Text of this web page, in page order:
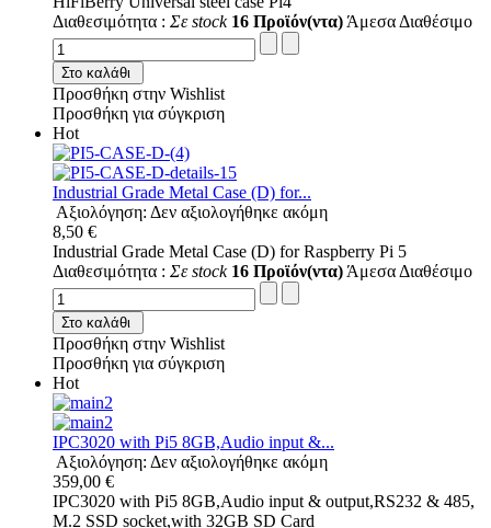
Διαθεσιμότητα : Σε stock 16 Προϊόν(ντα) Άμεσα Διαθέσιμο
Στο καλάθι
Προσθήκη στην Wishlist
Προσθήκη για σύγκριση
Hot
Industrial Grade Metal Case (D) for...
Αξιολόγηση: Δεν αξιολογήθηκε ακόμη
8,50 €
Industrial Grade Metal Case (D) for Raspberry Pi 5
Διαθεσιμότητα : Σε stock 16 Προϊόν(ντα) Άμεσα Διαθέσιμο
Στο καλάθι
Προσθήκη στην Wishlist
Προσθήκη για σύγκριση
Hot
IPC3020 with Pi5 8GB,Audio input &...
Αξιολόγηση: Δεν αξιολογήθηκε ακόμη
359,00 €
IPC3020 with Pi5 8GB,Audio input & output,RS232 & 485,
M.2 SSD socket,with 32GB SD Card